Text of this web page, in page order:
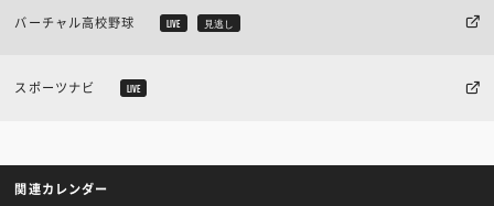
バーチャル高校野球 LIVE 見逃し
スポーツナビ LIVE
関連カレンダー